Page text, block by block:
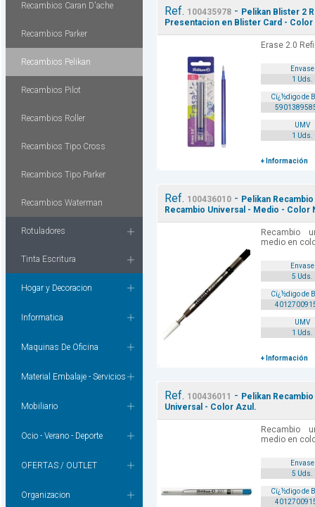
Recambios Caran D'ache
Recambios Parker
Recambios Pelikan
Recambios Pilot
Recambios Roller
Recambios Tipo Cross
Recambios Tipo Parker
Recambios Waterman
Rotuladores
Tinta Escritura
Hogar y Decoracion
Informatica
Maquinas De Oficina
Material Embalaje - Servicios
Mobiliario
Ocio - Verano - Deporte
OFERTAS / OUTLET
Organizacion
Ref. 100435978- Pelikan Blister 2
Presentacion en Blister Card - Color
Erase 2.0
Envase
1 Uds.
Cï¿½digo de
UMV
1 Uds.
+ Información
Ref. 100436010- Pelikan
Recambio Universal - Medio - Color
Recambio
medio en
Envase
5 Uds.
Cï¿½digo de
UMV
1 Uds.
+ Información
Ref. 100436011 - Pelikan
Universal - Color Azul.
Recambio
medio en
Envase
5 Uds.
Cï¿½digo de